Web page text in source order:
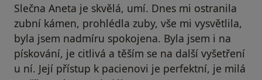
Slečna Aneta je skvělá, umí. Dnes mi ostranila
zubní kámen, prohlédla zuby, vše mi vysvětlila,
byla jsem nadmíru spokojena. Byla jsem i na
pískování, je citlivá a těším se na další vyšetření
u ní. Její přístup k pacienovi je perfektní, je milá